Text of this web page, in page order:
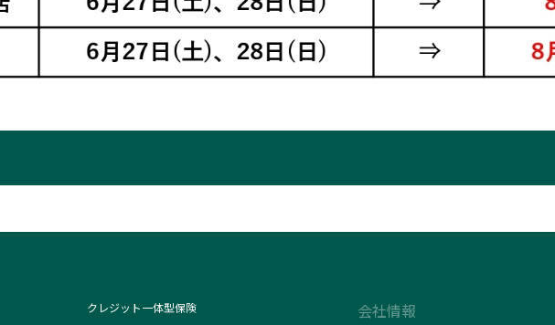
クレジット一体型保険
会社情報